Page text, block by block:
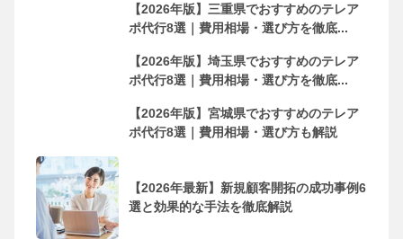
【2026年版】三重県でおすすめのテレア
ポ代行8選｜費用相場・選び方を徹底...
【2026年版】埼玉県でおすすめのテレア
ポ代行8選｜費用相場・選び方を徹底...
【2026年版】宮城県でおすすめのテレア
ポ代行8選｜費用相場・選び方も解説
【2026年最新】新規顧客開拓の成功事例6
選と効果的な手法を徹底解説